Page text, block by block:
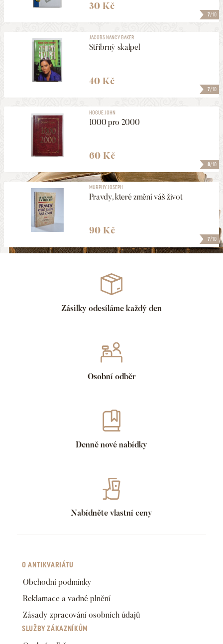
7/10
30 Kč
7/10
JACOBS NANCY BAKER
Stříbrný skalpel
40 Kč
8/10
HOGUE JOHN
1000 pro 2000
60 Kč
7/10
MURPHY JOSEPH
Pravdy, které změní váš život
90 Kč
Zásilky odesíláme každý den
Osobní odběr
Denně nové nabídky
Nabídněte vlastní ceny
O ANTIKVARIÁTU
Obchodní podmínky
Reklamace a vadné plnění
Zásady zpracování osobních údajů
SLUŽBY ZÁKAZNÍKŮM